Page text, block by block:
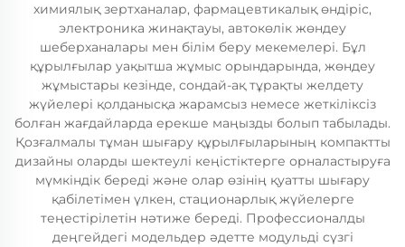
химиялық зертханалар, фармацевтикалық өндіріс,
электроника жинақтауы, автокөлік жөндеу
шеберханалары мен білім беру мекемелері. Бұл
құрылғылар уақытша жұмыс орындарында, жөндеу
жұмыстары кезінде, сондай-ақ тұрақты желдету
жүйелері қолданысқа жарамсыз немесе жеткіліксіз
болған жағдайларда ерекше маңызды болып табылады.
Қозғалмалы тұман шығару құрылғыларының компактты
дизайны оларды шектеулі кеңістіктерге орналастыруға
мүмкіндік береді және олар өзінің қуатты шығару
қабілетімен үлкен, стационарлық жүйелерге
теңестірілетін нәтиже береді. Профессионалды
деңгейдегі модельдер әдетте модульді сүзгі